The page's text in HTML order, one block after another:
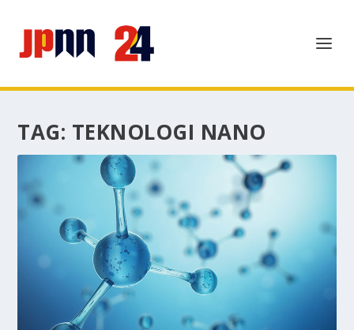
TAG: TEKNOLOGI NANO